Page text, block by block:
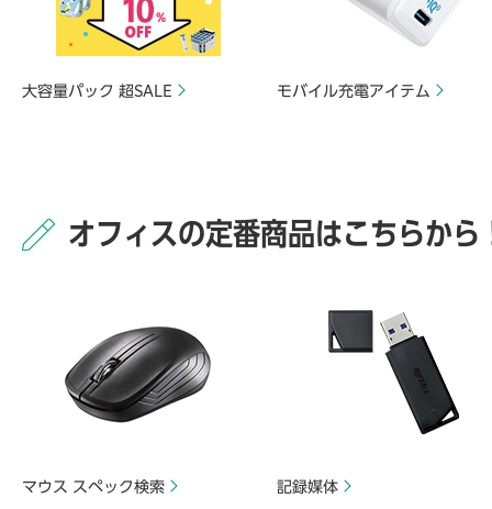
大容量パック 超SALE モバイル充電アイテム
オフィスの定番商品はこちらから
マウス スペック検索 記録媒体